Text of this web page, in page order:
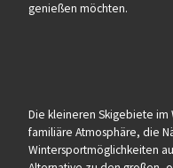
genießen möchten.
Die kleineren Skigebiete im
familiäre Atmosphäre, die
Wintersportmöglichkeiten